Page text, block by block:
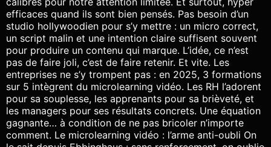
efficaces quand ils sont bien pensés. Pas besoin d’un
studio hollywoodien pour s’y mettre : un micro correct,
un script malin et une intention claire suffisent souvent
pour produire un contenu qui marque. L’idée, ce n’est
pas de faire joli, c’est de faire retenir. Et vite. Les
entreprises ne s’y trompent pas : en 2025, 3 formations
sur 5 intègrent du microlearning vidéo. Les RH l’adorent
pour sa souplesse, les apprenants pour sa brièveté, et
les managers pour ses résultats concrets. Une équation
gagnante… à condition de ne pas bricoler n’importe
comment. Le microlearning vidéo : l’arme anti-oubli On